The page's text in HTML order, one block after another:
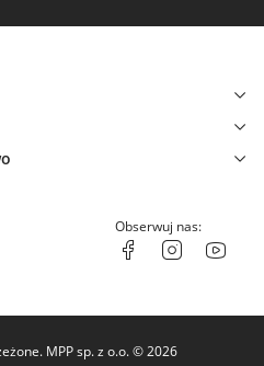
Obserwuj nas:
MPP sp. z o.o. © 2026